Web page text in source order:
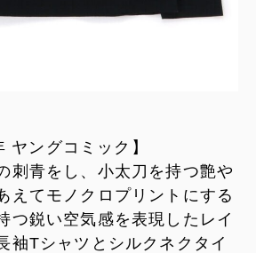
ヤングコミック】
刺青をし、小太刀を持つ艶や
えてモノクロプリントにする
つ鋭い空気感を表現したレイ
袖Tシャツとシルクネクタイ